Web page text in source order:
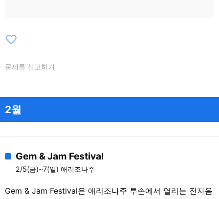
favorite_border
문제를 신고하기
2월
Gem & Jam Festival
2/5(금)~7(일) 애리조나주
Gem & Jam Festival은 애리조나주 투손에서 열리는 전자음